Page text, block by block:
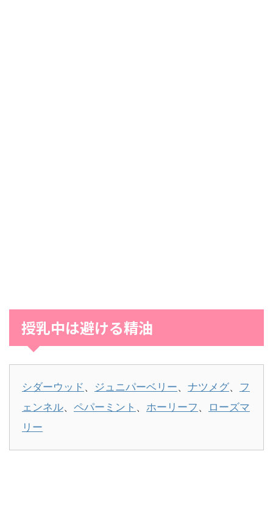
授乳中は避ける精油
シダーウッド 、 ジュニパーベリー、 ナツメグ、 フ
ェンネル、 ペパーミント 、 ホーリーフ 、
ローズマ
リー